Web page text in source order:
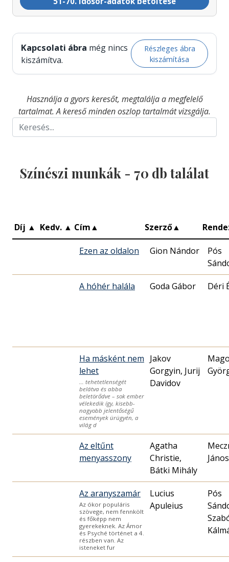
Kapcsolati ábra még nincs
kiszámítva.
Részleges ábra
kiszámítása
Használja a gyors keresőt, megtalálja a megfelelő
tartalmat. A kereső minden oszlop tartalmát vizsgálja.
Színészi munkák - 70 db találat
Díj ▲ Kedv. ▲ Cím▲ Szerző▲
Ezen az oldalon Gion Nándor
Pós
A hóhér halála Goda Gábor Déri
Ha másként nem
lehet
… tehetetlenségét
belátva és abba
beletörődve – sok ember
vélekedik így, kisebb-
nagyobb jelentőségű
események ürügyén, a
világ d
Jakov
Gorgyin, Jurij
Davidov
Az eltűnt
menyasszony
Agatha
Christie,
Bátki Mihály
János
Az aranyszamár
Az ókor populáris
szövege, nem fennkölt
és főképp nem
gyerekeknek. Az Ámor
és Psyché történet a 4.
részben van. Az
isteneket fur
Lucius
Pós